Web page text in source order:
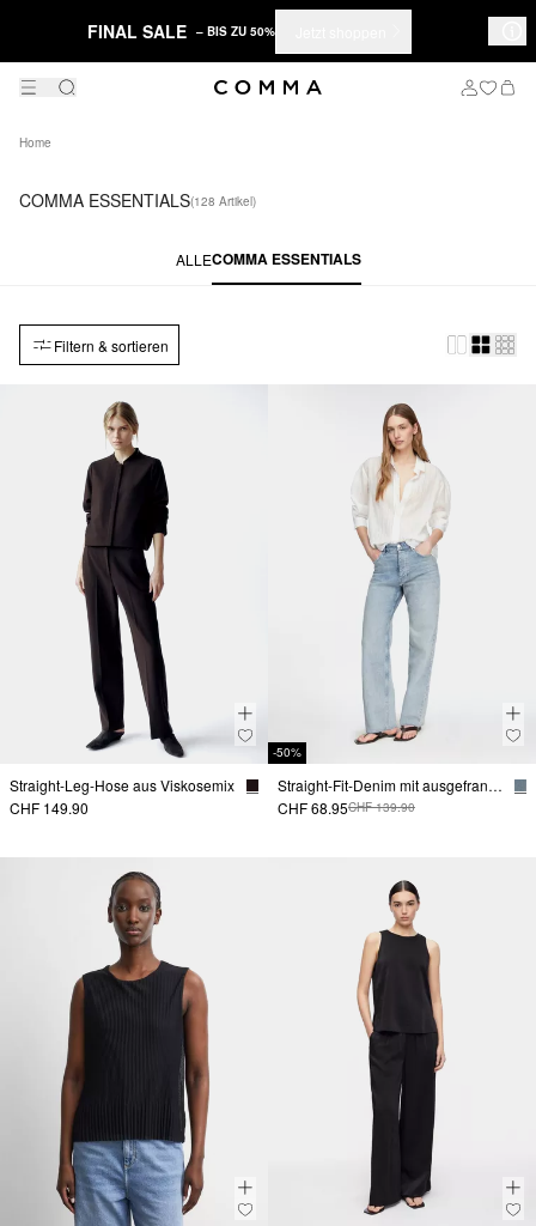
FINAL SALE – BIS ZU 50%
Home
COMMA ESSENTIALS(128 Artikel)
ALLECOMMA ESSENTIALS
Filtern & sortieren
Straight-Leg-Hose aus Viskosemix
CHF 149.90
-50%
Straight-Fit-Denim mit ausgefranstem Saum
CHF 68.95CHF 139.90